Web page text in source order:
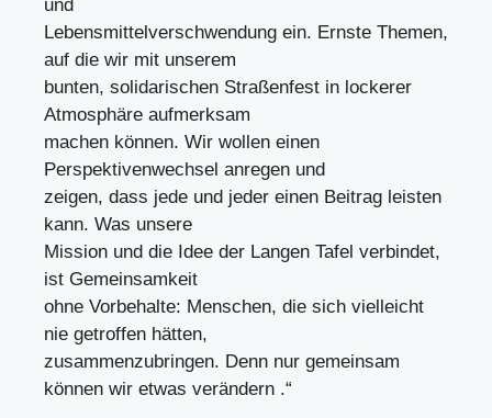
und
Lebensmittelverschwendung ein. Ernste Themen,
auf die wir mit unserem
bunten, solidarischen Straßenfest in lockerer
Atmosphäre aufmerksam
machen können. Wir wollen einen
Perspektivenwechsel anregen und
zeigen, dass jede und jeder einen Beitrag leisten
kann. Was unsere
Mission und die Idee der Langen Tafel verbindet,
ist Gemeinsamkeit
ohne Vorbehalte: Menschen, die sich vielleicht
nie getroffen hätten,
zusammenzubringen. Denn nur gemeinsam
können wir etwas verändern .“